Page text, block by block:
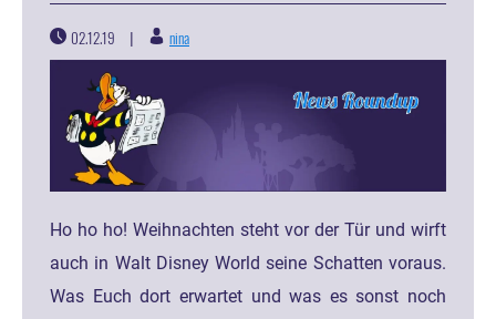
02.12.19 | nina
Ho ho ho! Weihnachten steht vor der Tür und wirft
auch in Walt Disney World seine Schatten voraus.
Was Euch dort erwartet und was es sonst noch